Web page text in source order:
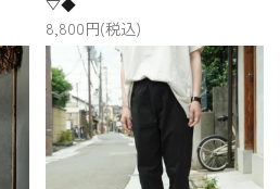
▽◆
8,800円(税込)